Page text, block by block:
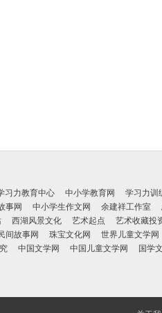
习力教育中心 中小学教育网 学习力训
事网
中小学生作文网 余建祥工作室
西湖风景文化 艺术起点 艺术收藏投
间故事网
珠宝文化网 世界儿童文学网
中国文学网 中国儿童文学网 国学